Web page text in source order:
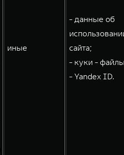
иные
- данные об
сайта;
- куки -
- Yandex ID.